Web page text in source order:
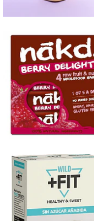
Barritas
Nakd F...
$5.490
Caja con 5
barr...